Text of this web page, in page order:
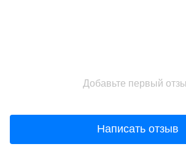
Добавьте первый
Написать отзыв